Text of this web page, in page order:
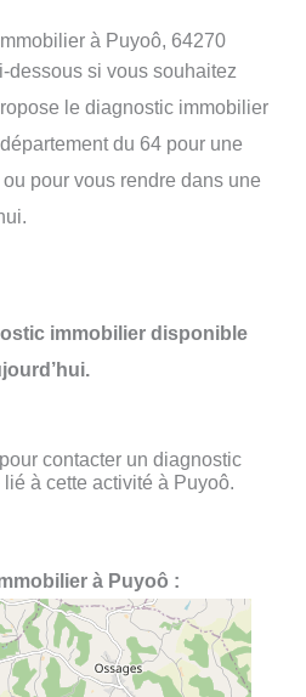
à Puyoô, 64270
dessous si vous souhaitez
le diagnostic immobilier
du 64 pour une
pour vous rendre dans une
immobilier disponible
contacter un diagnostic
à cette activité à Puyoô.
à Puyoô :